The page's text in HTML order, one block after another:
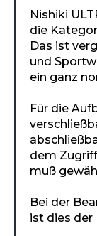
Nishiki
die
Das ist
und
ein ganz
Für die
dem
muß
Bei der
ist dies der